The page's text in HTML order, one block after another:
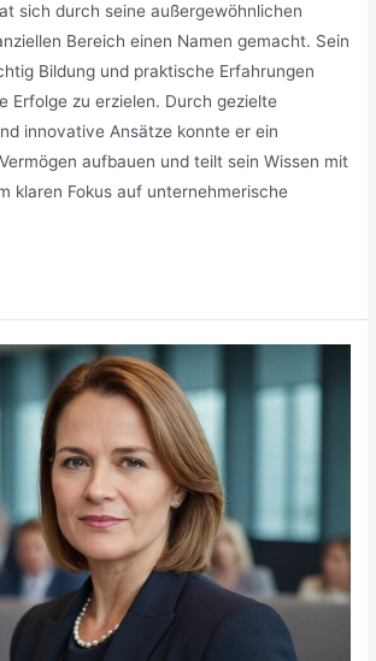
sich durch seine außergewöhnlichen
Bereich einen Namen gemacht. Sein
Bildung und praktische Erfahrungen
Erfolge zu erzielen. Durch gezielte
innovative Ansätze konnte er ein
aufbauen und teilt sein Wissen mit
klaren Fokus auf unternehmerische